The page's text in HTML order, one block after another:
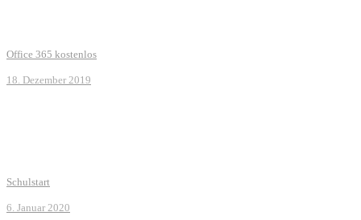
Office 365 kostenlos
18. Dezember 2019
Schulstart
6. Januar 2020